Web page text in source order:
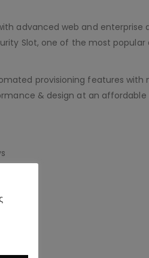
advanced web and enterprise
Slot, one of the most
provisioning features with
& design at an affordable